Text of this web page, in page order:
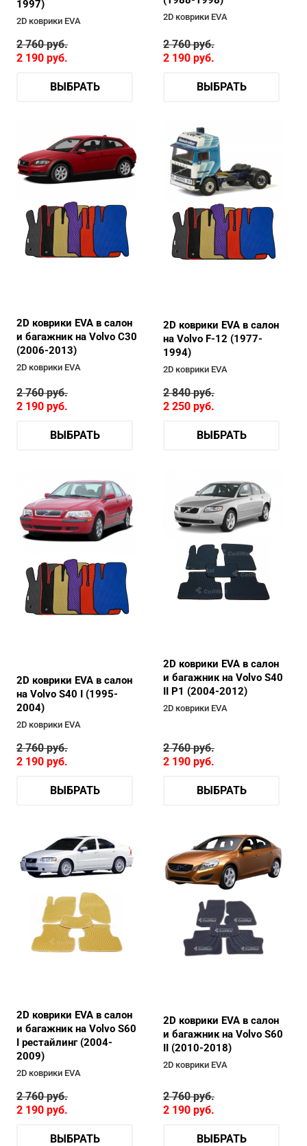
1997)
2D коврики EVA
2 760руб.
2 190 руб.
ВЫБРАТЬ
2D коврики EVA
2 760руб.
2 190 руб.
ВЫБРАТЬ
2D коврики EVA в салон
и багажник на Volvo C30
(2006-2013)
2D коврики EVA
2 760руб.
2 190 руб.
ВЫБРАТЬ
2D коврики EVA в салон
на Volvo F-12 (1977-
1994)
2D коврики EVA
2 840руб.
2 250 руб.
ВЫБРАТЬ
2D коврики EVA в салон
на Volvo S40 I (1995-
2004)
2D коврики EVA
2 760руб.
2 190 руб.
ВЫБРАТЬ
2D коврики EVA в салон
и багажник на Volvo S40
II P1 (2004-2012)
2D коврики EVA
2 760руб.
2 190 руб.
ВЫБРАТЬ
2D коврики EVA в салон
и багажник на Volvo S60
I рестайлинг (2004-
2009)
2D коврики EVA
2 760руб.
2 190 руб.
ВЫБРАТЬ
2D коврики EVA в салон
и багажник на Volvo S60
II (2010-2018)
2D коврики EVA
2 760руб.
2 190 руб.
ВЫБРАТЬ